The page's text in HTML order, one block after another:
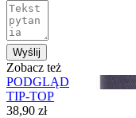
Wyślij
Zobacz też
PODGLĄD
TIP-TOP
38,90 zł